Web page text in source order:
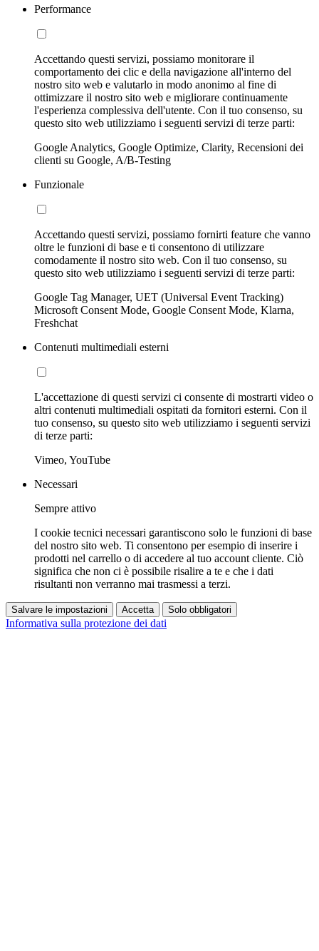
Performance
Accettando questi servizi, possiamo monitorare il
comportamento dei clic e della navigazione all'interno del
nostro sito web e valutarlo in modo anonimo al fine di
ottimizzare il nostro sito web e migliorare continuamente
l'esperienza complessiva dell'utente. Con il tuo consenso, su
questo sito web utilizziamo i seguenti servizi di terze parti:
Google Analytics, Google Optimize, Clarity, Recensioni dei
clienti su Google, A/B-Testing
Funzionale
Accettando questi servizi, possiamo fornirti feature che vanno
oltre le funzioni di base e ti consentono di utilizzare
comodamente il nostro sito web. Con il tuo consenso, su
questo sito web utilizziamo i seguenti servizi di terze parti:
Google Tag Manager, UET (Universal Event Tracking)
Microsoft Consent Mode, Google Consent Mode, Klarna,
Freshchat
Contenuti multimediali esterni
L'accettazione di questi servizi ci consente di mostrarti video o
altri contenuti multimediali ospitati da fornitori esterni. Con il
tuo consenso, su questo sito web utilizziamo i seguenti servizi
di terze parti:
Vimeo, YouTube
Necessari
Sempre attivo
I cookie tecnici necessari garantiscono solo le funzioni di base
del nostro sito web. Ti consentono per esempio di inserire i
prodotti nel carrello o di accedere al tuo account cliente. Ciò
significa che non ci è possibile risalire a te e che i dati
risultanti non verranno mai trasmessi a terzi.
Salvare le impostazioni Accetta Solo obbligatori
Informativa sulla protezione dei dati